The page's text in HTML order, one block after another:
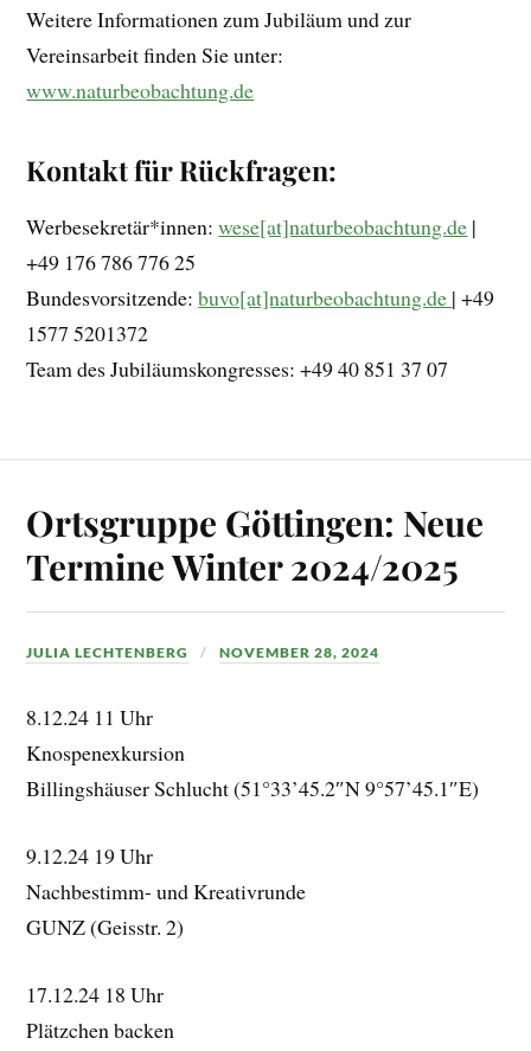
Weitere Informationen zum Jubiläum und zur
Vereinsarbeit finden Sie unter:
www.naturbeobachtung.de
Kontakt für Rückfragen:
Werbesekretär*innen:wese[at]naturbeobachtung.de |
+49 176 786 776 25
Bundesvorsitzende:buvo[at]naturbeobachtung.de | +49
1577 5201372
Team des Jubiläumskongresses: +49 40 851 37 07
Ortsgruppe Göttingen: Neue
Termine Winter 2024/2025
JULIA LECHTENBERG NOVEMBER 28, 2024
8.12.24 11 Uhr
Knospenexkursion
Billingshäuser Schlucht (51°33’45.2″N 9°57’45.1″E)
9.12.24 19 Uhr
Nachbestimm- und Kreativrunde
GUNZ (Geisstr. 2)
17.12.24 18 Uhr
Plätzchen backen